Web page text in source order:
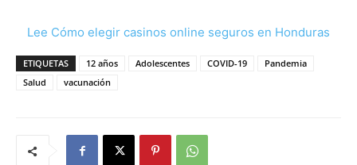
Lee Cómo elegir casinos online seguros en Honduras
ETIQUETAS 12 años Adolescentes COVID-19
Pandemia
Salud
vacunación